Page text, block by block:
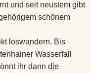
und seit neustem gibt
schönem
loswandern. Bis
Wasserfall
ihr dann die